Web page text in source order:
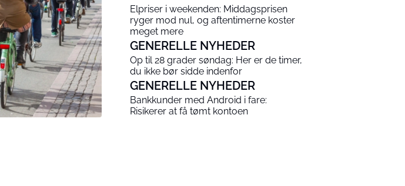
Elpriser i weekenden: Middagsprisen
ryger mod nul, og aftentimerne koster
meget mere
GENERELLE NYHEDER
Op til 28 grader søndag: Her er de timer,
du ikke bør sidde indenfor
GENERELLE NYHEDER
Bankkunder med Android i fare:
Risikerer at få tømt kontoen